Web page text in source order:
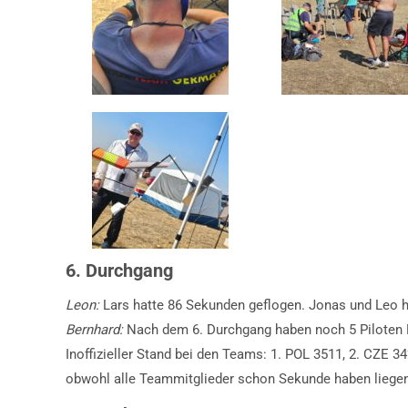
6. Durchgang
Leon: Lars hatte 86 Sekunden geflogen. Jonas und Leo
Bernhard:Nach dem 6. Durchgang haben noch 5 Piloten
Inoffizieller Stand bei den Teams: 1. POL 3511, 2. CZE
obwohl alle Teammitglieder schon Sekunde haben